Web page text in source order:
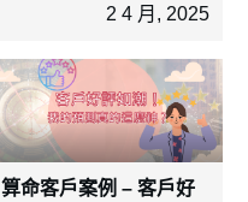
2 4 月, 2025
算命客戶案例 – 客戶好